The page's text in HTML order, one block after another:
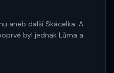
aneb další Skácelka. A
byl jednak Lůma a